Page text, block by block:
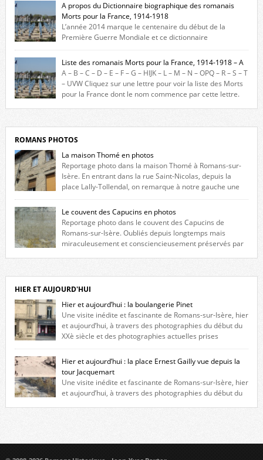
A propos du Dictionnaire biographique des romanais
Morts pour la France, 1914-1918
L’année 2014 marque le centenaire du début de la
Première Guerre Mondiale et ce dictionnaire
biographique veut rendre hommage aux romanais Morts pour la
France durant ce conflit. La base de cette recherche historique est
constituée des noms gravés sur les plaques commémoratives de
l’Hôtel de Ville, du lycée du Dauphiné et du lycée Triboulet, […]
Liste des romanais Morts pour la France, 1914-1918 – A
A – B – C – D – E – F – G – HIJK – L – M – N – OPQ – R – S – T
– UVW Cliquez sur une lettre pour voir la liste des Morts
pour la France dont le nom commence par cette lettre.
ROMANS PHOTOS
La maison Thomé en photos
Reportage photo dans la maison Thomé à Romans-sur-
Isère. En entrant dans la rue Saint-Nicolas, depuis la
place Lally-Tollendal, on remarque à notre gauche une
maison construite au XVIè siècle. Les deux façades sont ornées de
fenêtres jumelles à meneaux. Entre ces deux étages, on peut voir une
niche qui contient une statue de la Vierge. […]
Le couvent des Capucins en photos
Reportage photo dans le couvent des Capucins de
Romans-sur-Isère. Oubliés depuis longtemps mais
miraculeusement et consciencieusement préservés par
l’histoire de la redécouverte de vestiges du couvent des Capucins ! Petit
retour sur l’histoire […]
HIER ET AUJOURD'HUI
Hier et aujourd’hui : la boulangerie Pinet
Une visite inédite et fascinante de Romans-sur-Isère, hier
et aujourd’hui, à travers des photographies du début du
XXè siècle et des photographies actuelles prises
exactement dans le même cadre ! A l’angle de la place Jean Jaurès et de
l’avenue Victor Hugo (à côté d’Intermarché), à Romans. La boulangerie
Jules Pinet est inscrite dans le […]
Hier et aujourd’hui : la place Ernest Gailly vue depuis la
tour Jacquemart
Une visite inédite et fascinante de Romans-sur-Isère, hier
et aujourd’hui, à travers des photographies du début du